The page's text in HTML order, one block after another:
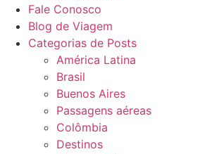
Fale Conosco
Blog de Viagem
Categorias de Posts
América Latina
Brasil
Buenos Aires
Passagens aéreas
Colômbia
Destinos